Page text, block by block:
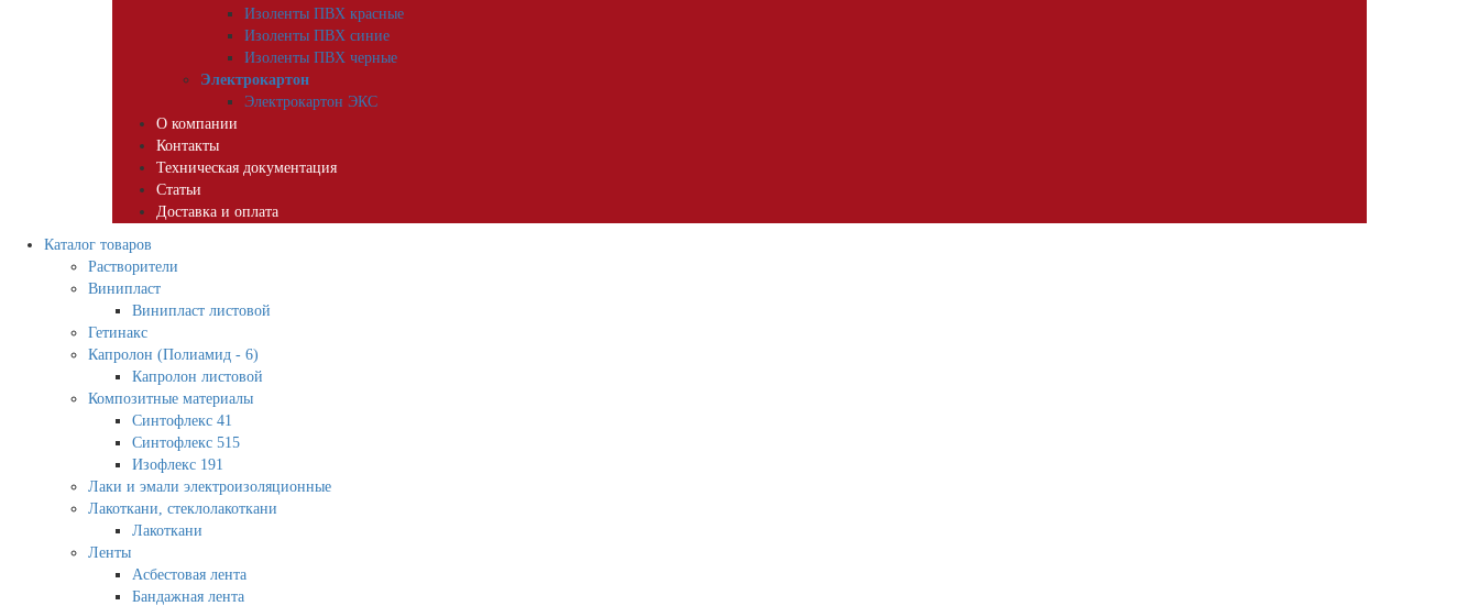
Изоленты ПВХ красные
Изоленты ПВХ синие
Изоленты ПВХ черные
Электрокартон
Электрокартон ЭКС
О компании
Контакты
Техническая документация
Статьи
Доставка и оплата
Каталог товаров
Растворители
Винипласт
Винипласт листовой
Гетинакс
Капролон (Полиамид - 6)
Капролон листовой
Композитные материалы
Синтофлекс 41
Синтофлекс 515
Изофлекс 191
Лаки и эмали электроизоляционные
Лакоткани, стеклолакоткани
Лакоткани
Ленты
Асбестовая лента
Бандажная лента